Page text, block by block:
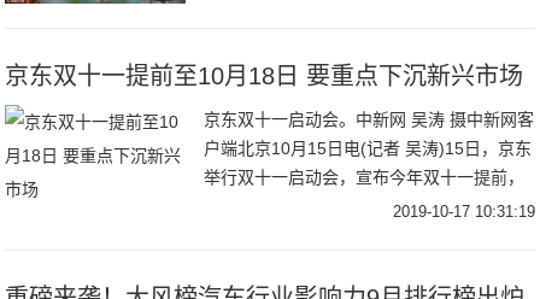
京东双十一提前至10月18日 要重点下沉新兴市场
京东双十一启动会。中新网 吴涛 摄中新网客
户端北京10月15日电(记者 吴涛)15日，京东
举行双十一启动会，宣布今年双十一提前，
将从10月18日正式开启，并推出“超级百亿
2019-10-17 10:31:19